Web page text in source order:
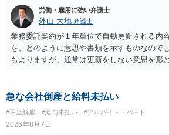
労働・雇用に強い弁護士
外山 大地 弁護士
業務委託契約が１年単位で自動更新される内
を、どのように意思や書類を示すものなので
もよりますが、通常は更新をしない意思を形
の確保の他に何か企業側にメリットがあるの
メリットは分かりかねますが、ご質問者様が
場であれば、自動更新で契約が延長されると
義務を負うことになるので（ご質問者様も業
う）、放置をすることは望ましい状態ではな
急な会社倒産と給料未払い
#不当解雇 #給与未払い #アルバイト・パート
2026年8月7日